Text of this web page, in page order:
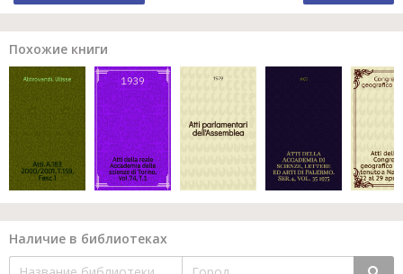
Похожие книги
Наличие в библиотеках